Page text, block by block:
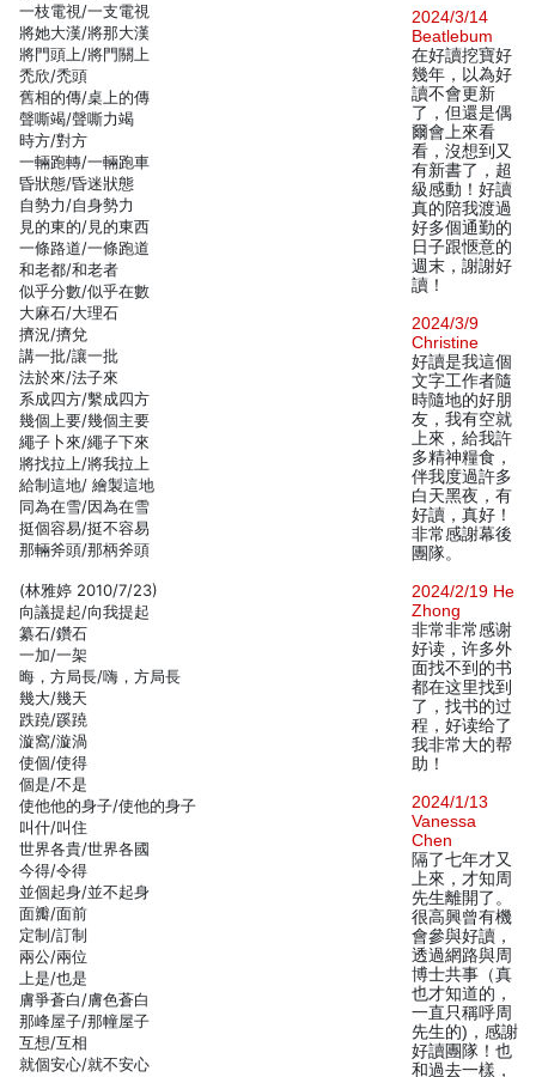
一枝電視/一支電視
將她大漢/將那大漢
將門頭上/將門關上
禿欣/禿頭
舊相的傳/桌上的傳
聲嘶竭/聲嘶力竭
時方/對方
一輛跑轉/一輛跑車
昏狀態/昏迷狀態
自勢力/自身勢力
見的東的/見的東西
一條路道/一條跑道
和老都/和老者
似乎分數/似乎在數
大麻石/大理石
擠況/擠兌
講一批/讓一批
法於來/法子來
系成四方/繫成四方
幾個上要/幾個主要
繩子卜來/繩子下來
將找拉上/將我拉上
給制這地/ 繪製這地
同為在雪/因為在雪
挺個容易/挺不容易
那輛斧頭/那柄斧頭
(林雅婷 2010/7/23)
向議提起/向我提起
纂石/鑽石
一加/一架
晦，方局長/嗨，方局長
幾大/幾天
跌蹺/蹊蹺
漩窩/漩渦
使個/使得
個是/不是
使他他的身子/使他的身子
叫什/叫住
世界各貴/世界各國
今得/令得
並個起身/並不起身
面瓣/面前
定制/訂制
兩公/兩位
上是/也是
膚爭蒼白/膚色蒼白
那峰屋子/那幢屋子
互想/互相
就個安心/就不安心
2024/3/14
Beatlebum
在好讀挖寶好
幾年，以為好
讀不會更新
了，但還是偶
爾會上來看
看，沒想到又
有新書了，超
級感動！好讀
真的陪我渡過
好多個通勤的
日子跟愜意的
週末，謝謝好
讀！
2024/3/9
Christine
好讀是我這個
文字工作者隨
時隨地的好朋
友，我有空就
上來，給我許
多精神糧食，
伴我度過許多
白天黑夜，有
好讀，真好！
非常感謝幕後
團隊。
2024/2/19 He
Zhong
非常非常感谢
好读，许多外
面找不到的书
都在这里找到
了，找书的过
程，好读给了
我非常大的帮
助！
2024/1/13
Vanessa
Chen
隔了七年才又
上來，才知周
先生離開了。
很高興曾有機
會參與好讀，
透過網路與周
博士共事（真
也才知道的，
一直只稱呼周
先生的)，感謝
好讀團隊！也
和過去一樣，